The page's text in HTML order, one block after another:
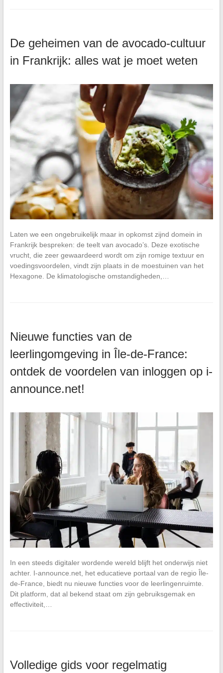
De geheimen van de avocado-cultuur
in Frankrijk: alles wat je moet weten
Laten we een ongebruikelijk maar in opkomst zijnd domein in
Frankrijk bespreken: de teelt van avocado’s. Deze exotische
vrucht, die zeer gewaardeerd wordt om zijn romige textuur en
voedingsvoordelen, vindt zijn plaats in de moestuinen van het
Hexagone. De klimatologische omstandigheden,…
Nieuwe functies van de
leerlingomgeving in Île-de-France:
ontdek de voordelen van inloggen op i-
announce.net!
In een steeds digitaler wordende wereld blijft het onderwijs niet
achter. I-announce.net, het educatieve portaal van de regio Île-
de-France, biedt nu nieuwe functies voor de leerlingenruimte.
Dit platform, dat al bekend staat om zijn gebruiksgemak en
effectiviteit,…
Volledige gids voor regelmatig